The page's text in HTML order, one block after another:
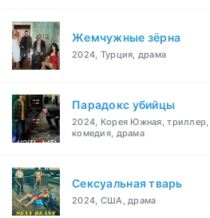
Жемчужные зёрна
2024, Турция, драма
Парадокс убийцы
2024, Корея Южная,
комедия, драма
Сексуальная тварь
2024, США, драма